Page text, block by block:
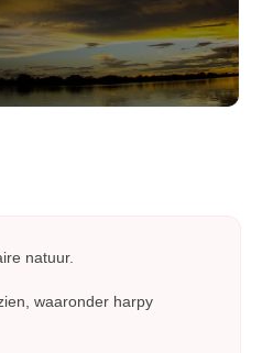
natuur.
waaronder harpy